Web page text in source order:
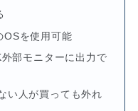
を使用可能
部モニターに出力で
い人が買っても外れ